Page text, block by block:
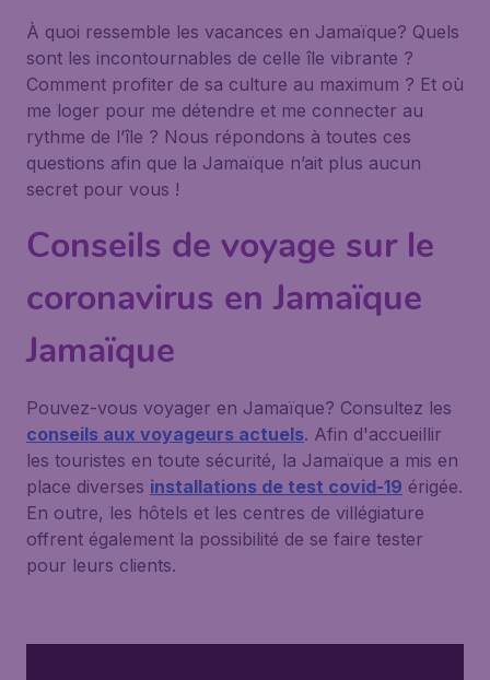
À quoi ressemble les vacances en Jamaïque? Quels
sont les incontournables de celle île vibrante ?
Comment profiter de sa culture au maximum ? Et où
me loger pour me détendre et me connecter au
rythme de l’île ? Nous répondons à toutes ces
questions afin que la Jamaïque n’ait plus aucun
secret pour vous !
Conseils de voyage sur le
coronavirus en Jamaïque
Jamaïque
Pouvez-vous voyager en Jamaïque? Consultez les
conseils aux voyageurs actuels. Afin d'accueillir
les touristes en toute sécurité, la Jamaïque a mis en
place diverses installations de test covid-19 érigée.
En outre, les hôtels et les centres de villégiature
offrent également la possibilité de se faire tester
pour leurs clients.